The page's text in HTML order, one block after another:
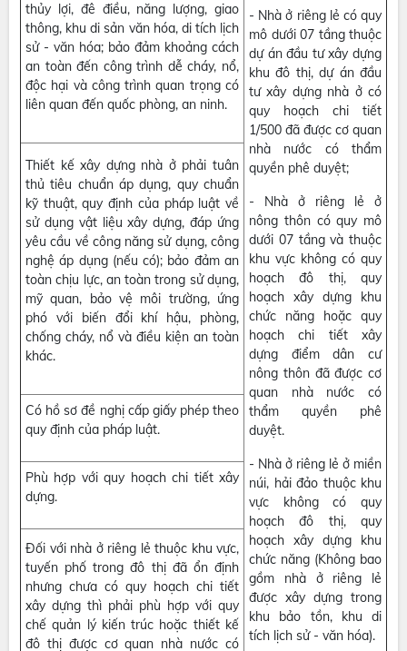
thủy lợi, đê điều, năng lượng, giao
thông, khu di sản văn hóa, di tích lịch
sử - văn hóa; bảo đảm khoảng cách
an toàn đến công trình dễ cháy, nổ,
độc hại và công trình quan trọng có
liên quan đến quốc phòng, an ninh.
- Nhà ở riêng lẻ có quy
mô dưới 07 tầng thuộc
dự án đầu tư xây dựng
khu đô thị, dự án đầu
tư xây dựng nhà ở có
quy hoạch chi tiết
1/500 đã được cơ quan
nhà nước có thẩm
quyền phê duyệt;
- Nhà ở riêng lẻ ở
nông thôn có quy mô
dưới 07 tầng và thuộc
khu vực không có quy
hoạch đô thị, quy
hoạch xây dựng khu
chức năng hoặc quy
hoạch chi tiết xây
dựng điểm dân cư
nông thôn đã được cơ
quan nhà nước có
thẩm quyền phê
duyệt.
- Nhà ở riêng lẻ ở miền
núi, hải đảo thuộc khu
vực không có quy
hoạch đô thị, quy
hoạch xây dựng khu
chức năng (Không bao
gồm nhà ở riêng lẻ
được xây dựng trong
khu bảo tồn, khu di
tích lịch sử - văn hóa).
Thiết kế xây dựng nhà ở phải tuân
thủ tiêu chuẩn áp dụng, quy chuẩn
kỹ thuật, quy định của pháp luật về
sử dụng vật liệu xây dựng, đáp ứng
yêu cầu về công năng sử dụng, công
nghệ áp dụng (nếu có); bảo đảm an
toàn chịu lực, an toàn trong sử dụng,
mỹ quan, bảo vệ môi trường, ứng
phó với biến đổi khí hậu, phòng,
chống cháy, nổ và điều kiện an toàn
khác.
Có hồ sơ đề nghị cấp giấy phép theo
quy định của pháp luật.
Phù hợp với quy hoạch chi tiết xây
dựng.
Đối với nhà ở riêng lẻ thuộc khu vực,
tuyến phố trong đô thị đã ổn định
nhưng chưa có quy hoạch chi tiết
xây dựng thì phải phù hợp với quy
chế quản lý kiến trúc hoặc thiết kế
đô thị được cơ quan nhà nước có